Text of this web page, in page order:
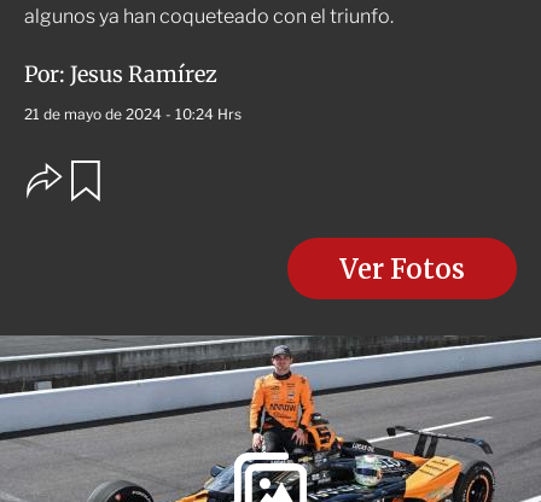
algunos ya han coqueteado con el triunfo.
Por: Jesus Ramírez
21 de mayo de 2024 - 10:24 Hrs
O
p
s
d
e
o
Ver Fotos